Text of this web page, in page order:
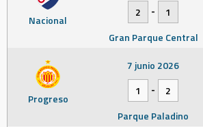
Nacional
2
-
1
Gran Parque Central
Progreso
7 junio 2026
1
-
2
Parque Paladino